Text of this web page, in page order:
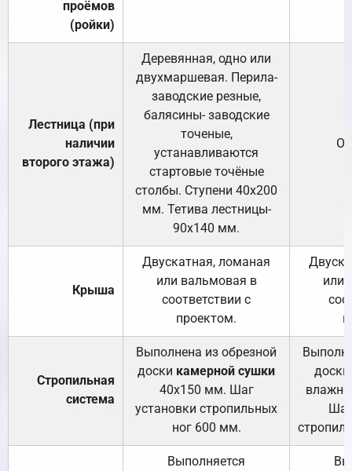
проёмов
(ройки)
Лестница (при
наличии
второго этажа)
Деревянная, одно или
двухмаршевая. Перила-
заводские резные,
балясины- заводские
точеные,
устанавливаются
стартовые точёные
столбы. Ступени 40х200
мм. Тетива лестницы-
90х140 мм.
Крыша
Двускатная, ломаная
или вальмовая в
соответствии с
проектом.
или
Стропильная
система
Выполнена из обрезной
доски камерной сушки
40х150 мм. Шаг
установки стропильных
ног 600 мм.
доски
Выполняется